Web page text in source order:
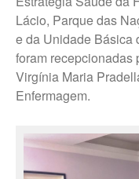
Lácio, Parque das
e da Unidade Básica
foram recepcionadas
Virgínia Maria
Enfermagem.